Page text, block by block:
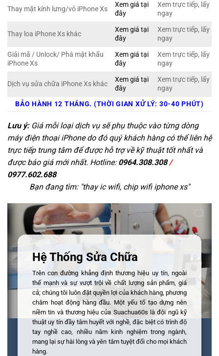
Thay mặt kính lưng/vỏ iPhone Xs
Xem giá tại
đây
Xem trực tiếp, lấy
ngay
Thay loa iPhone Xs khác
Xem giá tại
đây
Xem trực tiếp, lấy
ngay
Giải mã / Unlock/ Phá mật khẩu
iPhone Xs
Xem giá tại
đây
Xem trực tiếp, lấy
ngay
Dịch vụ sửa chữa iPhone Xs khác
Xem giá tại
đây
Xem trực tiếp, lấy
ngay
BẢO HÀNH 12 THÁNG. (THỜI GIAN XỬ LÝ: 30-40 PHÚT)
Lưu ý:Giá mỗi loại dịch vụ sẽ phụ thuộc vào từng dòng
máy điện thoại iPhone do đó quý khách hàng có thể liên hệ
trực tiếp trung tâm để được hỗ trợ về kỹ thuật tốt nhất và
được báo giá mới nhất. Hotline: 0964.308.308/
0977.602.688
Bạn đang tìm: "thay ic wifi, chip wifi iphone xs"
Hệ Thống Sửa Chữa
Trên con đường khẳng định thương hiệu uy tín, ngoài
thế mạnh và sự vượt trội về chất lượng sản phẩm, giá
cả; chúng tôi luôn đặt quyền lợi của khách hàng, phương
châm hoạt động hàng đầu. Một yếu tố tạo dựng nên
niềm tin và thương hiệu của Suachua60s là đội ngũ kỹ
thuật uy tín đầy tâm huyết với nghề, đặc biệt có trình độ
tay nghề cao, nhiều năm kinh nghiệm trong ngành,
mang lại sự hài lòng và yên tâm tuyệt đối cho mọi khách
hàng.